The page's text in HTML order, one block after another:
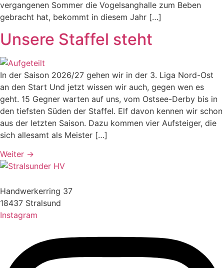
vergangenen Sommer die Vogelsanghalle zum Beben
gebracht hat, bekommt in diesem Jahr […]
Unsere Staffel steht
In der Saison 2026/27 gehen wir in der 3. Liga Nord-Ost
an den Start Und jetzt wissen wir auch, gegen wen es
geht. 15 Gegner warten auf uns, vom Ostsee-Derby bis in
den tiefsten Süden der Staffel. Elf davon kennen wir schon
aus der letzten Saison. Dazu kommen vier Aufsteiger, die
sich allesamt als Meister […]
Weiter →
Handwerkerring 37
18437 Stralsund
Instagram